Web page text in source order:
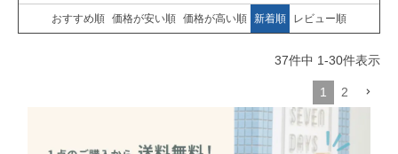
おすすめ順 価格が安い順 価格が高い順 新着順 レビュー順
37件中 1-30件表示
1 2